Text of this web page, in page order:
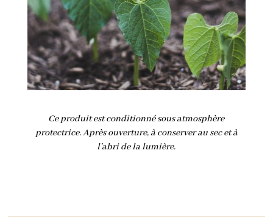
Ce produit est conditionné sous atmosphère
protectrice. Après ouverture, à conserver au sec et à
l’abri de la lumière.